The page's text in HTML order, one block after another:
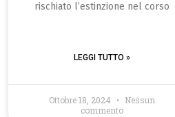
rischiato l’estinzione nel corso
LEGGI TUTTO »
Ottobre 18, 2024
Nessun
commento